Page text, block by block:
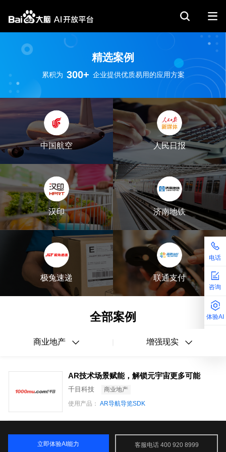
精选案例
累积为 300+ 企业提供优质易用的应用方案
中国航空 人民日报
汉印 济南地铁
极兔速递 联通支付
全部案例
商业地产 增强现实
AR技术场景赋能，解锁元宇宙更多可能
千目科技
商业地产
使用产品： AR导航导览SDK
电话
咨询
体验AI
立即体验AI能力 客服电话 400 920 8999